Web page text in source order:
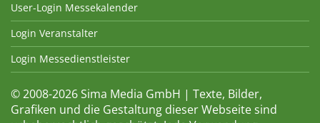
User-Login Messekalender
Login Veranstalter
Login Messedienstleister
© 2008-2026 Sima Media GmbH | Texte, Bilder,
Grafiken und die Gestaltung dieser Webseite sind